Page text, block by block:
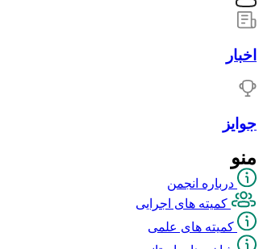
اخبار
جوایز
منو
درباره انجمن
کمیته های اجرایی
کمیته های علمی